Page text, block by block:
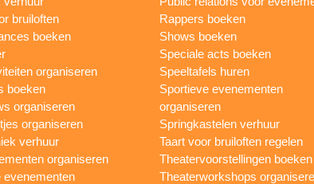
bruiloften
boeken
organiseren
boeken
organiseren
organiseren
verhuur
organiseren
evenementen
Rappers boeken
Shows boeken
Speciale acts boeken
Speeltafels huren
Sportieve evenementen
organiseren
Springkastelen verhuur
Taart voor bruiloften regelen
Theatervoorstellingen boeken
Theaterworkshops